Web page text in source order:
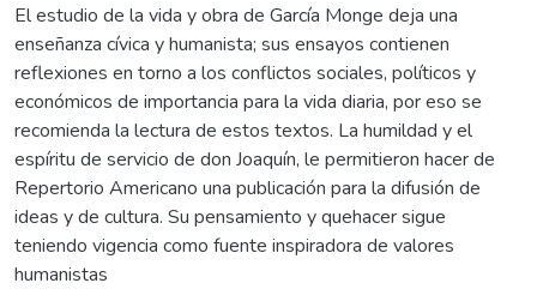
El estudio de la vida y obra de García Monge deja una
enseñanza cívica y humanista; sus ensayos contienen
reflexiones en torno a los conflictos sociales, políticos y
económicos de importancia para la vida diaria, por eso se
recomienda la lectura de estos textos. La humildad y el
espíritu de servicio de don Joaquín, le permitieron hacer de
Repertorio Americano una publicación para la difusión de
ideas y de cultura. Su pensamiento y quehacer sigue
teniendo vigencia como fuente inspiradora de valores
humanistas